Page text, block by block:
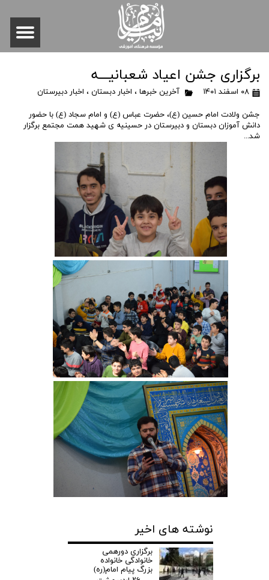
برگزاری جشن اعیاد شعبانیـــه
۰۸ اسفند ۱۴۰۱ آخرین خبرها ، اخبار دبستان ، اخبار دبیرستان
جشن ولادت امام حسین (ع)، حضرت عباس (ع) و امام سجاد (ع) با حضور
دانش آموزان دبستان و دبیرستان در حسینیه ی شهید همت مجتمع برگزار
شد...
نوشته های اخیر
برگزاری دورهمی
خانوادگی خانواده
بزرگ پیام امام(ره)